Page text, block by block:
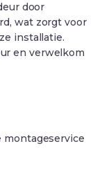
door
wat zorgt voor
installatie.
en verwelkom